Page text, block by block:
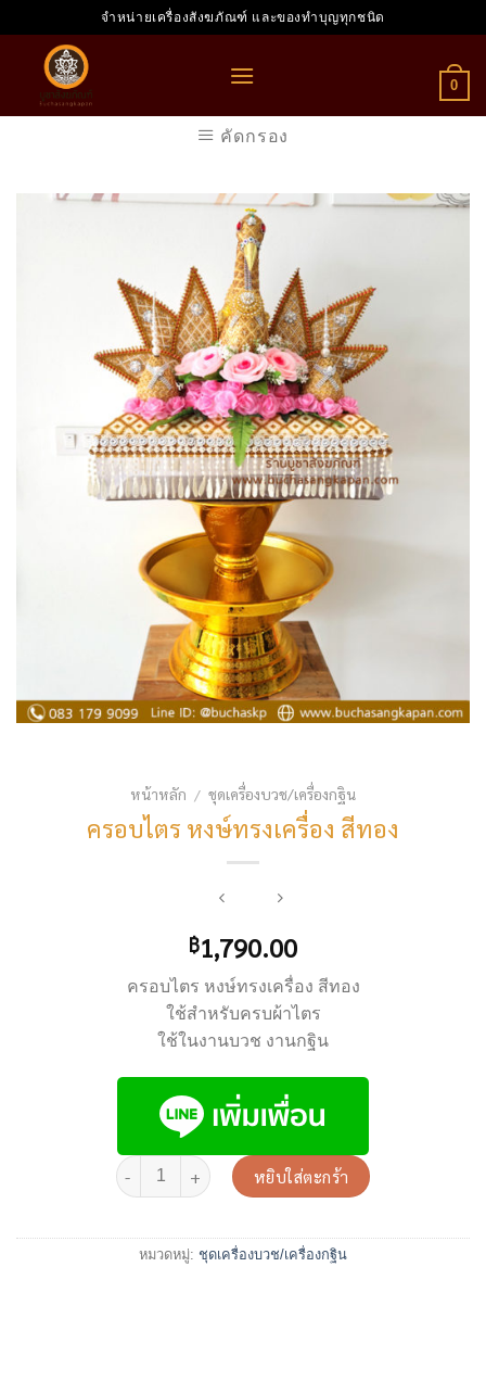
to
content
จำหน่ายเครื่องสังฆภัณฑ์ และของทำบุญทุกชนิด
0
คัดกรอง
หน้าหลัก / ชุดเครื่องบวช/เครื่องกฐิน
ครอบไตร หงษ์ทรงเครื่อง สีทอง
฿1,790.00
ครอบไตร หงษ์ทรงเครื่อง สีทอง
ใช้สำหรับครบผ้าไตร
ใช้ในงานบวช งานกฐิน
หยิบใส่ตะกร้า
หมวดหมู่: ชุดเครื่องบวช/เครื่องกฐิน